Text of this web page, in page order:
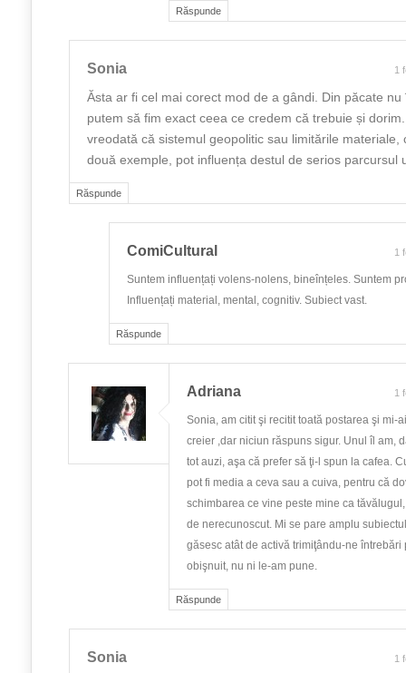
Răspunde
Răspunde
Sonia 1
Ăsta ar fi cel mai corect mod de a gândi. Din păcate
putem să fim exact ceea ce credem că trebuie și
vreodată că sistemul geopolitic sau limitările materiale,
două exemple, pot influența destul de serios parcursul
Răspunde
ComiCultural 1
Suntem influențați volens-nolens, bineînțeles. Suntem
Influențați material, mental, cognitiv. Subiect vast.
Răspunde
Adriana 1
Sonia, am citit şi recitit toată postarea şi mi-
creier ,dar niciun răspuns sigur. Unul îl am,
tot auzi, aşa că prefer să ţi-l spun la cafea.
pot fi media a ceva sau a cuiva, pentru că
schimbarea ce vine peste mine ca
de nerecunoscut. Mi se pare amplu
găsesc atât de activă trimiţându-ne întrebări
obişnuit, nu ni le-am pune.
Sonia 1